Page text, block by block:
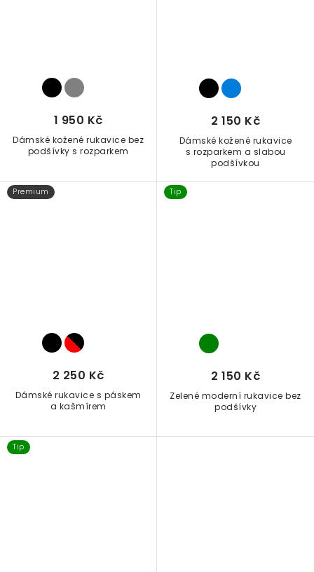
Dámské kožené rukavice bez
podšívky s rozparkem
1 950 Kč
Dámské kožené rukavice
s rozparkem a slabou
podšívkou
2 150 Kč
Dámské rukavice s páskem
a kašmírem
Premium
2 250 Kč
Zelené moderní rukavice bez
podšívky
Tip
2 150 Kč
Tip